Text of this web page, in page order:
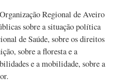
Regional de Aveiro
sobre a situação política
de Saúde, sobre os direitos
sobre a floresta e a
e a mobilidade, sobre a